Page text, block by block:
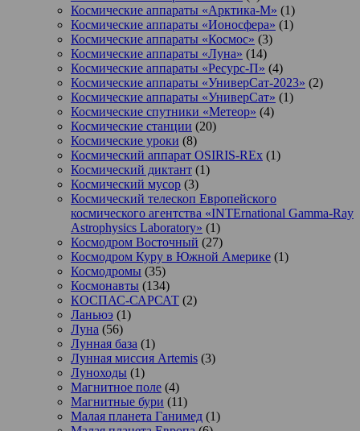
Космические аппараты «Арктика-М» (1)
Космические аппараты «Ионосфера» (1)
Космические аппараты «Космос» (3)
Космические аппараты «Луна» (14)
Космические аппараты «Ресурс-П» (4)
Космические аппараты «УниверСат-2023» (2)
Космические аппараты «УниверСат» (1)
Космические спутники «Метеор» (4)
Космические станции (20)
Космические уроки (8)
Космический аппарат OSIRIS-REx (1)
Космический диктант (1)
Космический мусор (3)
Космический телескоп Европейского
космического агентства «INTErnational Gamma-Ray
Astrophysics Laboratory» (1)
Космодром Восточный (27)
Космодром Куру в Южной Америке (1)
Космодромы (35)
Космонавты (134)
КОСПАС-САРСАТ (2)
Ланьюэ (1)
Луна (56)
Лунная база (1)
Лунная миссия Artemis (3)
Луноходы (1)
Магнитное поле (4)
Магнитные бури (11)
Малая планета Ганимед (1)